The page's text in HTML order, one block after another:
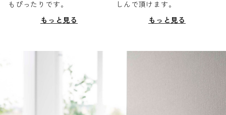
もぴったりです。
もっと見る
しんで頂けます。
もっと見る